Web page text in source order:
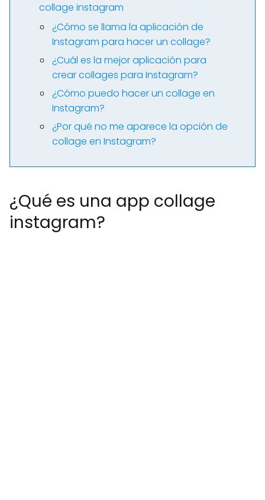
collage instagram
¿Cómo se llama la aplicación de
Instagram para hacer un collage?
¿Cuál es la mejor aplicación para
crear collages para Instagram?
¿Cómo puedo hacer un collage en
Instagram?
¿Por qué no me aparece la opción de
collage en Instagram?
¿Qué es una app collage
instagram?